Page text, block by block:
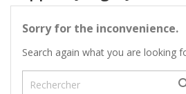
Sorry for the inconvenience.
Search again what you are looking